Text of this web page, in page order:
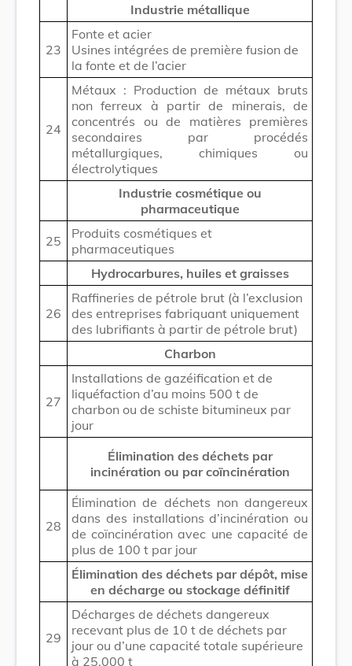
Industrie métallique
23
Fonte et acier
Usines intégrées de première fusion de
la fonte et de l’acier
24
Métaux : Production de métaux bruts
non ferreux à partir de minerais, de
concentrés ou de matières premières
secondaires par procédés
métallurgiques, chimiques ou
électrolytiques
Industrie cosmétique ou
pharmaceutique
25
Produits cosmétiques et
pharmaceutiques
Hydrocarbures, huiles et graisses
26
Raffineries de pétrole brut (à l’exclusion
des entreprises fabriquant uniquement
des lubrifiants à partir de pétrole brut)
Charbon
27
Installations de gazéification et de
liquéfaction d’au moins 500 t de
charbon ou de schiste bitumineux par
jour
Élimination des déchets par
incinération ou par coïncinération
28
Élimination de déchets non dangereux
dans des installations d’incinération ou
de coïncinération avec une capacité de
plus de 100 t par jour
Élimination des déchets par dépôt, mise
en décharge ou stockage définitif
29
Décharges de déchets dangereux
recevant plus de 10 t de déchets par
jour ou d’une capacité totale supérieure
à 25.000 t